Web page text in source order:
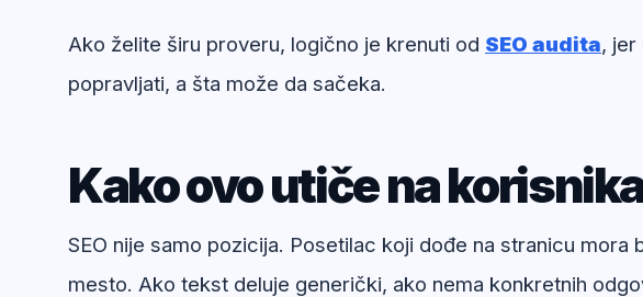
Ako želite širu proveru, logično je krenuti od SEO audita, jer
popravljati, a šta može da sačeka.
Kako ovo utiče na
SEO nije samo pozicija. Posetilac koji dođe na stranicu mora
mesto. Ako tekst deluje generički, ako nema konkretnih